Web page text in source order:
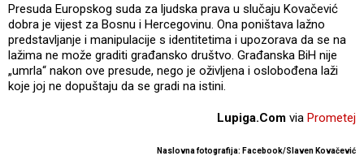
Presuda Europskog suda za ljudska prava u slučaju Kovačević
dobra je vijest za Bosnu i Hercegovinu. Ona poništava lažno
predstavljanje i manipulacije s identitetima i upozorava da se na
lažima ne može graditi građansko društvo. Građanska BiH nije
„umrla“ nakon ove presude, nego je oživljena i oslobođena laži
koje joj ne dopuštaju da se gradi na istini.
Lupiga.Com via Prometej
Naslovna fotografija: Facebook/Slaven Kovačević